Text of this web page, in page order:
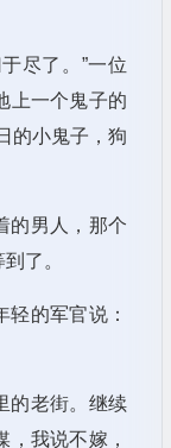
尽了。”一位
上一个鬼子的
的小鬼子，狗
的男人，那个
了。
的军官说：
的老街。继续
我说不嫁，